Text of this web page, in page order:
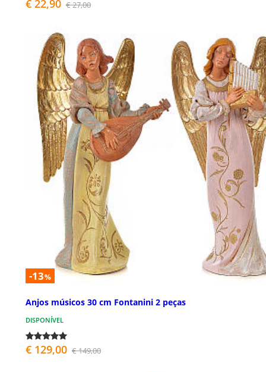
€ 22,90 € 27,00
-13%
Anjos músicos 30 cm Fontanini 2 peças
DISPONÍVEL
€ 129,00 € 149,00